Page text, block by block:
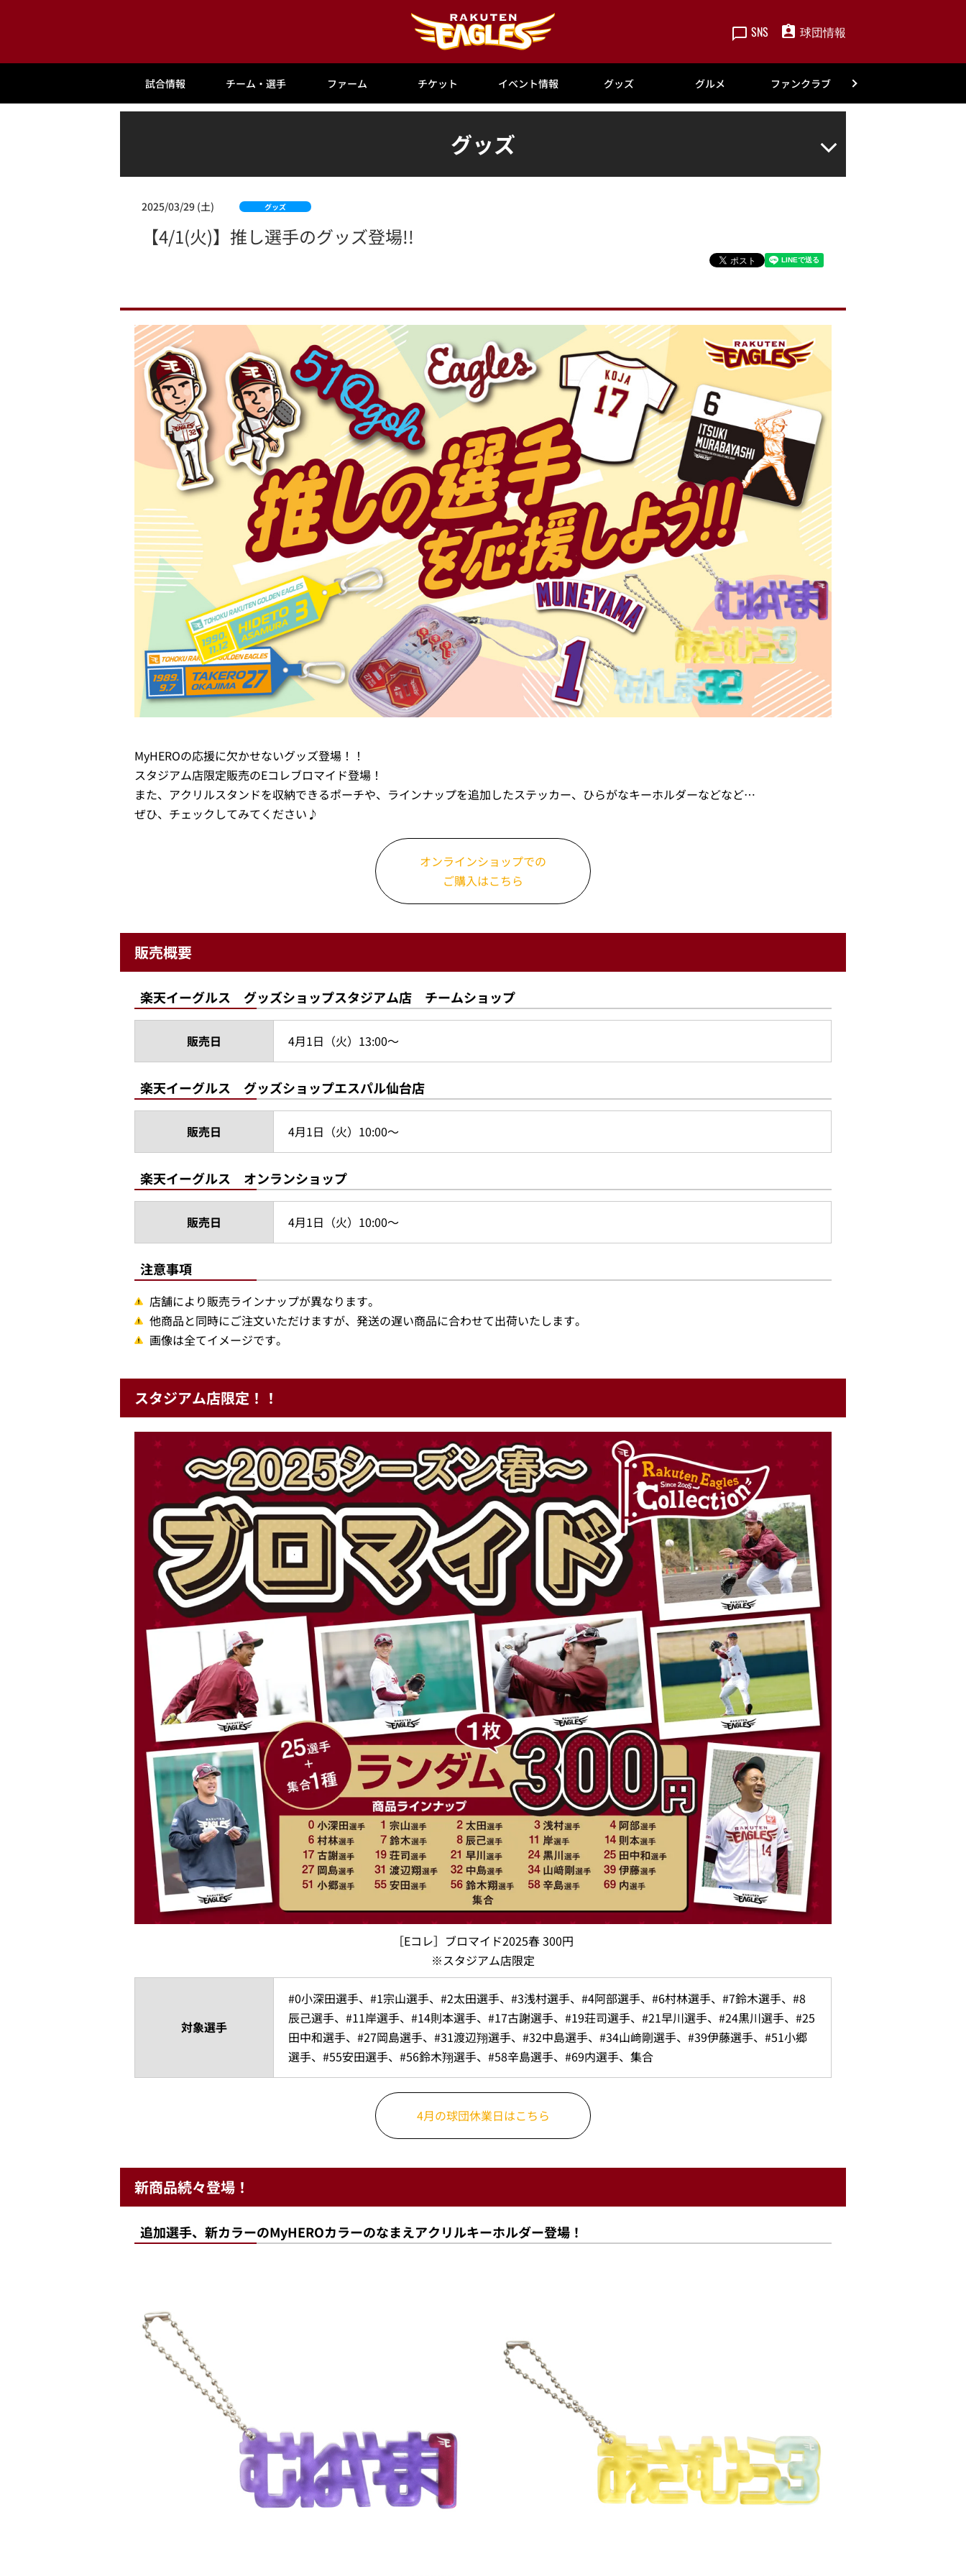
SNS 球団情報
試合情報 チーム・選手 ファーム チケット イベント情報 グッズ グルメ ファンクラブ
グッズ
2025/03/29 (土) グッズ
【4/1(火)】推し選手のグッズ登場!!
MyHEROの応援に欠かせないグッズ登場！！
スタジアム店限定販売のEコレブロマイド登場！
また、アクリルスタンドを収納できるポーチや、ラインナップを追加したステッカー、ひらがなキーホルダーなどなど…
ぜひ、チェックしてみてください♪
オンラインショップでの
ご購入はこちら
販売概要
楽天イーグルス グッズショップスタジアム店 チームショップ
販売日 4月1日（火）13:00～
楽天イーグルス グッズショップエスパル仙台店
販売日 4月1日（火）10:00～
楽天イーグルス オンランショップ
販売日 4月1日（火）10:00～
注意事項
店舗により販売ラインナップが異なります。
他商品と同時にご注文いただけますが、発送の遅い商品に合わせて出荷いたします。
画像は全てイメージです。
スタジアム店限定！！
［Eコレ］ブロマイド2025春 300円
※スタジアム店限定
対象選手
#0小深田選手、#1宗山選手、#2太田選手、#3浅村選手、#4阿部選手、#6村林選手、#7鈴木選手、#8
辰己選手、#11岸選手、#14則本選手、#17古謝選手、#19荘司選手、#21早川選手、#24黒川選手、#25
田中和選手、#27岡島選手、#31渡辺翔選手、#32中島選手、#34山﨑剛選手、#39伊藤選手、#51小郷
選手、#55安田選手、#56鈴木翔選手、#58辛島選手、#69内選手、集合
4月の球団休業日はこちら
新商品続々登場！
追加選手、新カラーのMyHEROカラーのなまえアクリルキーホルダー登場！